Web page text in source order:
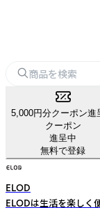
5,000円分クーポン進
クーポン
進呈中
無料で登録
ELOD
ELODは生活を楽しく